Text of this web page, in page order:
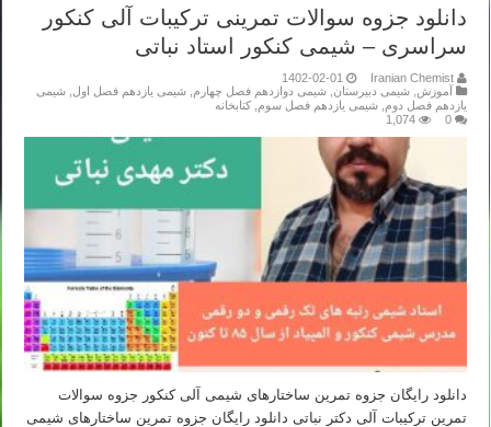
دانلود جزوه سوالات تمرینی ترکیبات آلی کنکور
سراسری – شیمی کنکور استاد نباتی
Iranian Chemist
1402-02-01
آموزش شیمی دبیرستان شیمی دوازدهم فصل چهارم شیمی یازدهم فصل اول شیمی
یازدهم فصل دوم شیمی یازدهم فصل سوم کتابخانه
0
1,074
دانلود رایگان جزوه تمرین ساختارهای شیمی آلی کنکور جزوه سوالات
تمرین ترکیبات آلی دکتر نباتی دانلود رایگان جزوه تمرین ساختارهای شیمی